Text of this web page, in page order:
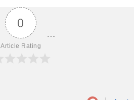
0
Article Rating